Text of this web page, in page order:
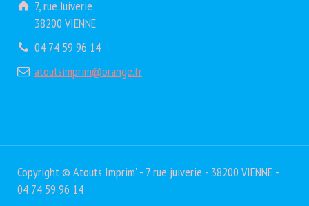
7, rue Juiverie
38200 VIENNE
04 74 59 96 14
atoutsimprim@orange.fr
Copyright © Atouts Imprim' - 7 rue juiverie - 38200 VIENNE -
04 74 59 96 14